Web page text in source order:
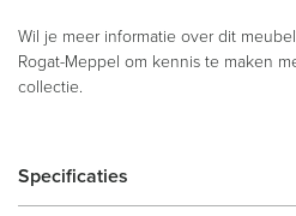
Wil je meer informatie over dit
Rogat-Meppel om kennis te maken
collectie.
Specificaties